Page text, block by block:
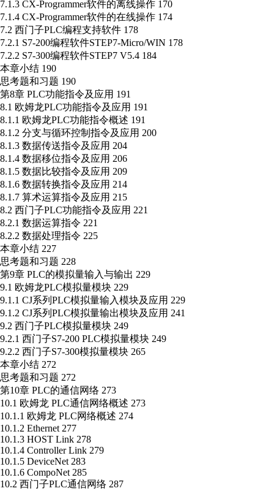
7.1.3 CX-Programmer软件的离线操作 170
7.1.4 CX-Programmer软件的在线操作 174
7.2 西门子PLC编程支持软件 178
7.2.1 S7-200编程软件STEP7-Micro/WIN 178
7.2.2 S7-300编程软件STEP7 V5.4 184
本章小结 190
思考题和习题 190
第8章 PLC功能指令及应用 191
8.1 欧姆龙PLC功能指令及应用 191
8.1.1 欧姆龙PLC功能指令概述 191
8.1.2 分支与循环控制指令及应用 200
8.1.3 数据传送指令及应用 204
8.1.4 数据移位指令及应用 206
8.1.5 数据比较指令及应用 209
8.1.6 数据转换指令及应用 214
8.1.7 算术运算指令及应用 215
8.2 西门子PLC功能指令及应用 221
8.2.1 数据运算指令 221
8.2.2 数据处理指令 225
本章小结 227
思考题和习题 228
第9章 PLC的模拟量输入与输出 229
9.1 欧姆龙PLC模拟量模块 229
9.1.1 CJ系列PLC模拟量输入模块及应用 229
9.1.2 CJ系列PLC模拟量输出模块及应用 241
9.2 西门子PLC模拟量模块 249
9.2.1 西门子S7-200 PLC模拟量模块 249
9.2.2 西门子S7-300模拟量模块 265
本章小结 272
思考题和习题 272
第10章 PLC的通信网络 273
10.1 欧姆龙 PLC通信网络概述 273
10.1.1 欧姆龙 PLC网络概述 274
10.1.2 Ethernet 277
10.1.3 HOST Link 278
10.1.4 Controller Link 279
10.1.5 DeviceNet 283
10.1.6 CompoNet 285
10.2 西门子PLC通信网络 287